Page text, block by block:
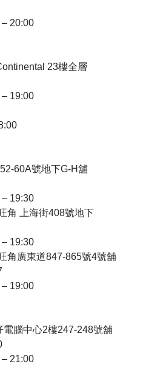
20:00
23樓全層
19:00
60A號地下G-H舖
19:30
角 上海街408號地下
19:30
角廣東道847-865號4號舖
19:00
腦中心2樓247-248號舖
21:00